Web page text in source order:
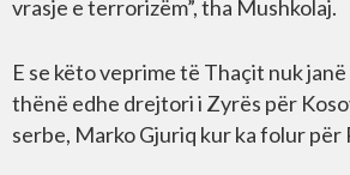
vrasje e terrorizëm”, tha Mushkolaj.
E se këto veprime të Thaçit nuk
thënë edhe drejtori i Zyrës për
serbe, Marko Gjuriq kur ka folur për